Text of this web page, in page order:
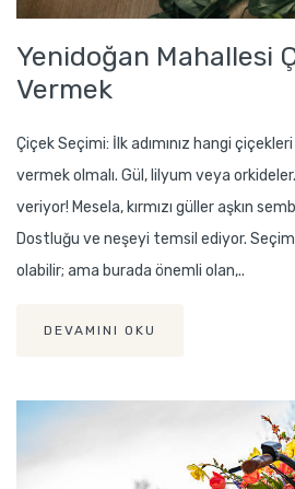
Yenidoğan Mahallesi
Vermek
Çiçek Seçimi: İlk adımınız hangi
vermek olmalı. Gül, lilyum veya
veriyor! Mesela, kırmızı güller aşkın
Dostluğu ve neşeyi temsil ediyor.
olabilir; ama burada önemli olan,..
DEVAMINI OKU